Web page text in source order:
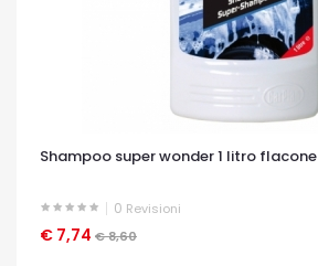
Shampoo super wonder 1 litro flacone
0 Revisioni
€ 7,74 € 8,60
OCCHIATA VELOCE